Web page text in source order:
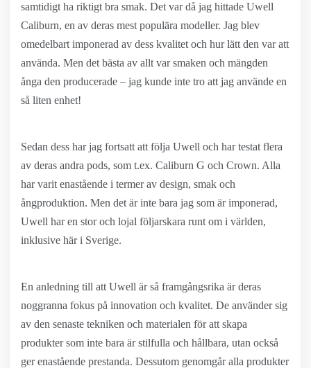
samtidigt ha riktigt bra smak. Det var då jag hittade Uwell
Caliburn, en av deras mest populära modeller. Jag blev
omedelbart imponerad av dess kvalitet och hur lätt den var att
använda. Men det bästa av allt var smaken och mängden
ånga den producerade – jag kunde inte tro att jag använde en
så liten enhet!
Sedan dess har jag fortsatt att följa Uwell och har testat flera
av deras andra pods, som t.ex. Caliburn G och Crown. Alla
har varit enastående i termer av design, smak och
ångproduktion. Men det är inte bara jag som är imponerad,
Uwell har en stor och lojal följarskara runt om i världen,
inklusive här i Sverige.
En anledning till att Uwell är så framgångsrika är deras
noggranna fokus på innovation och kvalitet. De använder sig
av den senaste tekniken och materialen för att skapa
produkter som inte bara är stilfulla och hållbara, utan också
ger enastående prestanda. Dessutom genomgår alla produkter